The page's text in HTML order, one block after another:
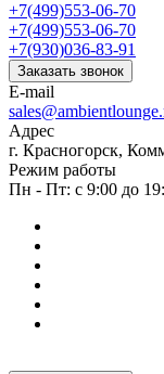
+7(499)553-06-70
+7(499)553-06-70
+7(930)036-83-91
Заказать звонок
E-mail
Адрес
г. Красногорск,
Режим работы
Пн - Пт: с 9:00 до